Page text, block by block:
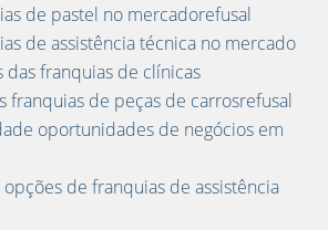
de pastel no mercadorefusal
de assistência técnica no mercado
das franquias de clínicas
franquias de peças de carrosrefusal
oportunidades de negócios em
de franquias de assistência